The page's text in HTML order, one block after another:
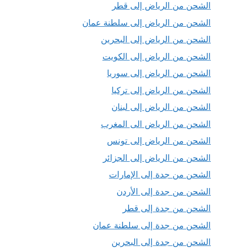
الشحن من الرياض إلى قطر
الشحن من الرياض إلى سلطنة عمان
الشحن من الرياض إلى البحرين
الشحن من الرياض إلى الكويت
الشحن من الرياض إلى سوريا
الشحن من الرياض إلى تركيا
الشحن من الرياض إلى لبنان
الشحن من الرياض الى المغرب
الشحن من الرياض إلى تونس
الشحن من الرياض إلى الجزائر
الشحن من جدة إلى الإمارات
الشحن من جدة إلى الأردن
الشحن من جدة إلى قطر
الشحن من جدة إلى سلطنة عمان
الشحن من جدة إلى البحرين